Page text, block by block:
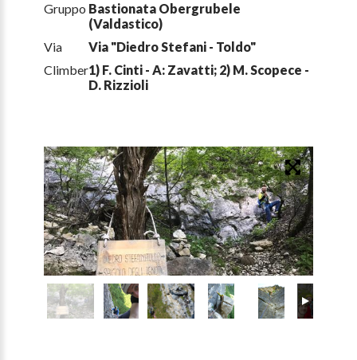
Gruppo Bastionata Obergrubele
(Valdastico)
Via
Via "Diedro Stefani - Toldo"
Climber1) F. Cinti - A: Zavatti; 2) M. Scopece -
D. Rizzioli